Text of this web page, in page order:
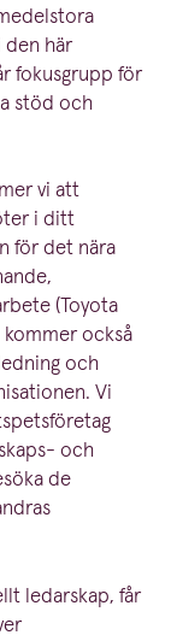
den här
fokusgrupp för
stöd och
vi att
i ditt
för det nära
(Toyota
kommer också
och
Vi
och
de
ledarskap, får